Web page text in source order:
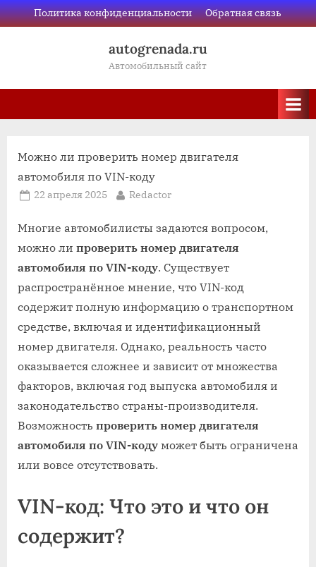
Skip
to
Политика конфиденциальности Обратная связь
autogrenada.ru
Автомобильный сайт
Можно ли проверить номер двигателя
автомобиля по VIN-коду
Posted
22 апреля 2025 By
Redactor
Многие автомобилисты задаются вопросом,
можно ли проверить номер двигателя
автомобиля по VIN-коду. Существует
распространённое мнение, что VIN-код
содержит полную информацию о транспортном
средстве, включая и идентификационный
номер двигателя. Однако, реальность часто
оказывается сложнее и зависит от множества
факторов, включая год выпуска автомобиля и
законодательство страны-производителя.
Возможность проверить номер двигателя
автомобиля по VIN-коду может быть ограничена
или вовсе отсутствовать.
VIN-код: Что это и что он
содержит?